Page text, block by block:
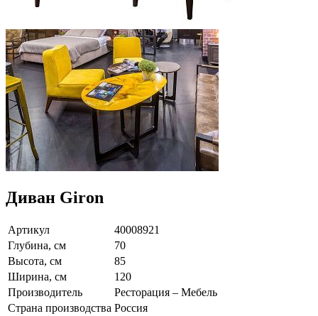
Диван Giron
Артикул
40008921
Глубина, см
70
Высота, см
85
Ширина, см
120
Производитель
Ресторация – Мебель
Страна производства Россия